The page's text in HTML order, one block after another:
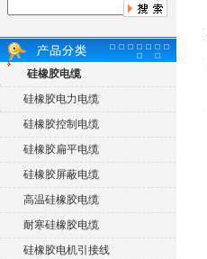
硅橡胶电缆
硅橡胶电力电缆
硅橡胶控制电缆
硅橡胶扁平电缆
硅橡胶屏蔽电缆
高温硅橡胶电缆
耐寒硅橡胶电缆
硅橡胶电机引接线